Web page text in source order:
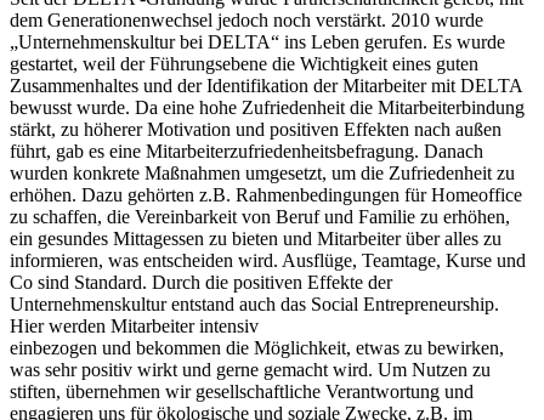
dem Generationenwechsel jedoch noch verstärkt. 2010 wurde
„Unternehmenskultur bei DELTA“ ins Leben gerufen. Es wurde
gestartet, weil der Führungsebene die Wichtigkeit eines guten
Zusammenhaltes und der Identifikation der Mitarbeiter mit DELTA
bewusst wurde. Da eine hohe Zufriedenheit die Mitarbeiterbindung
stärkt, zu höherer Motivation und positiven Effekten nach außen
führt, gab es eine Mitarbeiterzufriedenheitsbefragung. Danach
wurden konkrete Maßnahmen umgesetzt, um die Zufriedenheit zu
erhöhen. Dazu gehörten z.B. Rahmenbedingungen für Homeoffice
zu schaffen, die Vereinbarkeit von Beruf und Familie zu erhöhen,
ein gesundes Mittagessen zu bieten und Mitarbeiter über alles zu
informieren, was entscheiden wird. Ausflüge, Teamtage, Kurse und
Co sind Standard. Durch die positiven Effekte der
Unternehmenskultur entstand auch das Social Entrepreneurship.
Hier werden Mitarbeiter intensiv
einbezogen und bekommen die Möglichkeit, etwas zu bewirken,
was sehr positiv wirkt und gerne gemacht wird. Um Nutzen zu
stiften, übernehmen wir gesellschaftliche Verantwortung und
engagieren uns für ökologische und soziale Zwecke, z.B. im